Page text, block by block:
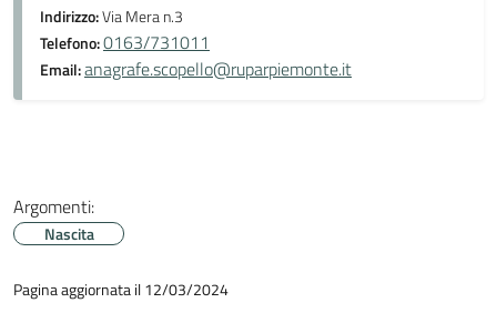
Indirizzo:Via Mera n.3
Telefono:0163/731011
Email:anagrafe.scopello@ruparpiemonte.it
Argomenti:
Nascita
Pagina aggiornata il 12/03/2024